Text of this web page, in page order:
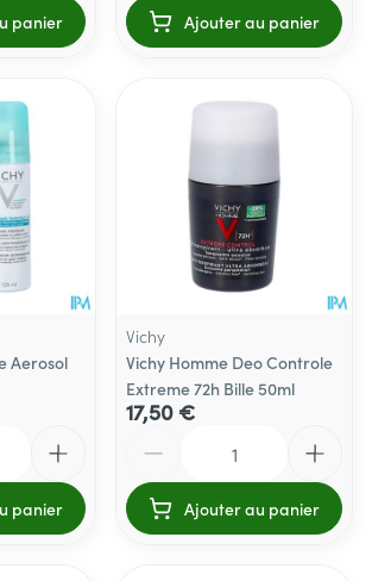
panier Ajouter au panier
Aerosol
panier
Vichy
Vichy Homme Deo Controle
Extreme 72h Bille 50ml
17,50 €
Ajouter au panier